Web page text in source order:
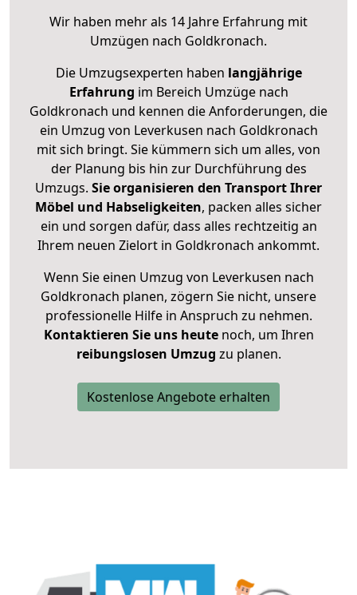
Wir haben mehr als 14 Jahre Erfahrung mit
Umzügen nach Goldkronach.
Die Umzugsexperten haben langjährige
Erfahrung im Bereich Umzüge nach
Goldkronach und kennen die Anforderungen, die
ein Umzug von Leverkusen nach Goldkronach
mit sich bringt. Sie kümmern sich um alles, von
der Planung bis hin zur Durchführung des
Umzugs. Sie organisieren den Transport Ihrer
Möbel und Habseligkeiten, packen alles sicher
ein und sorgen dafür, dass alles rechtzeitig an
Ihrem neuen Zielort in Goldkronach ankommt.
Wenn Sie einen Umzug von Leverkusen nach
Goldkronach planen, zögern Sie nicht, unsere
professionelle Hilfe in Anspruch zu nehmen.
Kontaktieren Sie uns heutenoch, um Ihren
reibungslosen Umzug zu planen.
Kostenlose Angebote erhalten